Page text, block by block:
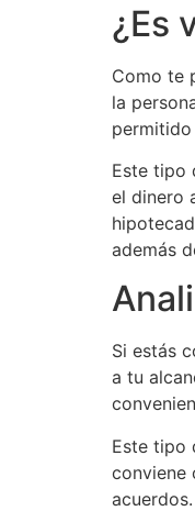
¿Es
Como te
la
Este tipo
el dinero
además
Si estás
a tu
Este tipo
conviene
acuerdos.